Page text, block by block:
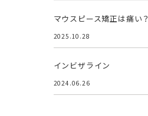
マウスピース矯正は痛い？
2025.10.28
インビザライン
2024.06.26